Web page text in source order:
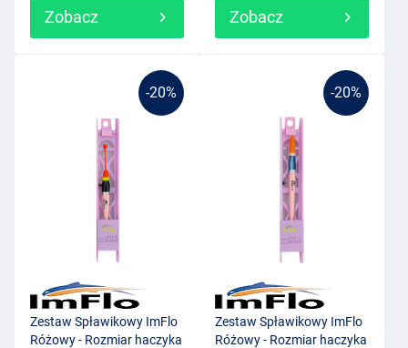
Zobacz Zobacz
-20%
Zestaw Spławikowy ImFlo
Różowy - Rozmiar haczyka
-20%
Zestaw Spławikowy ImFlo
Różowy - Rozmiar haczyka